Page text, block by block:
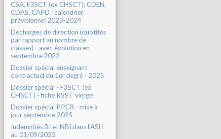
CSA, F3SCT (ex CHSCT), CDEN,
CDAS, CAPD : calendrier
prévisionnel 2023-2024
Décharges de direction (quotités
par rapport au nombre de
classes) - avec évolution en
septembre 2022
Dossier spécial enseignant
contractuel du 1er degré - 2025
Dossier spécial - F3SCT (ex
CHSCT) - fiche RSST vierge
Dossier spécial PPCR - mise à
jour septembre 2025
Indemnités BI et NBI dans l'ASH
au 01/09/2023